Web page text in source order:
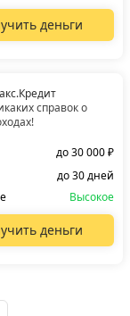
деньги
справок о
до 30 000 ₽
до 30 дней
Высокое
деньги